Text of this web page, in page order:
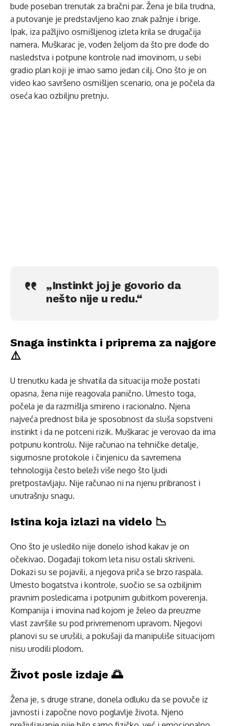
bude poseban trenutak za bračni par. Žena je bila trudna,
a putovanje je predstavljeno kao znak pažnje i brige.
Ipak, iza pažljivo osmišljenog izleta krila se drugačija
namera. Muškarac je, vođen željom da što pre dođe do
nasledstva i potpune kontrole nad imovinom, u sebi
gradio plan koji je imao samo jedan cilj. Ono što je on
video kao savršeno osmišljen scenario, ona je počela da
oseća kao ozbiljnu pretnju.
„Instinkt joj je govorio da
nešto nije u redu.“
Snaga instinkta i priprema za najgore
⚠️
U trenutku kada je shvatila da situacija može postati
opasna, žena nije reagovala panično. Umesto toga,
počela je da razmišlja smireno i racionalno. Njena
najveća prednost bila je sposobnost da sluša sopstveni
instinkt i da ne potceni rizik. Muškarac je verovao da ima
potpunu kontrolu. Nije računao na tehničke detalje,
sigurnosne protokole i činjenicu da savremena
tehnologija često beleži više nego što ljudi
pretpostavljaju. Nije računao ni na njenu pribranost i
unutrašnju snagu.
Istina koja izlazi na videlo 📉
Ono što je usledilo nije donelo ishod kakav je on
očekivao. Događaji tokom leta nisu ostali skriveni.
Dokazi su se pojavili, a njegova priča se brzo raspala.
Umesto bogatstva i kontrole, suočio se sa ozbiljnim
pravnim posledicama i potpunim gubitkom poverenja.
Kompanija i imovina nad kojom je želeo da preuzme
vlast završile su pod privremenom upravom. Njegovi
planovi su se urušili, a pokušaji da manipuliše situacijom
nisu urodili plodom.
Život posle izdaje 🌅
Žena je, s druge strane, donela odluku da se povuče iz
javnosti i započne novo poglavlje života. Njeno